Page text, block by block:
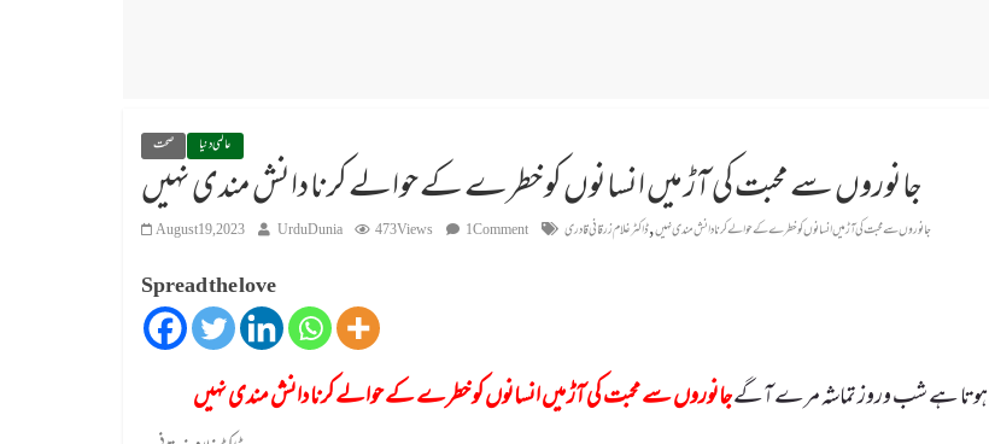
صحت عالمی دنیا
جانوروں سے محبت کی آڑ میں انسانوں کو خطرے کے حوالے کرنا دانش مندی نہیں
August 19, 2023 UrduDunia 473 Views 1 Comment جانوروں سے محبت کی آڑ میں انسانوں کو خطرے کے حوالے کرنا دانش مندی نہیں,ڈاکٹر غلام زرقانی قادری
Spread the love
ہوتا ہے شب وروز تماشہ مرے آگےجانوروں سے محبت کی آڑ میں انسانوں کو خطرے کے حوالے کرنا دانش مندی نہیں